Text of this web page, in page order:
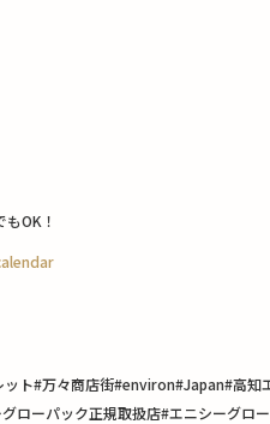
OK！
ト#万々商店街#environ#Japan#高
ローパック正規取扱店#エニシーグ